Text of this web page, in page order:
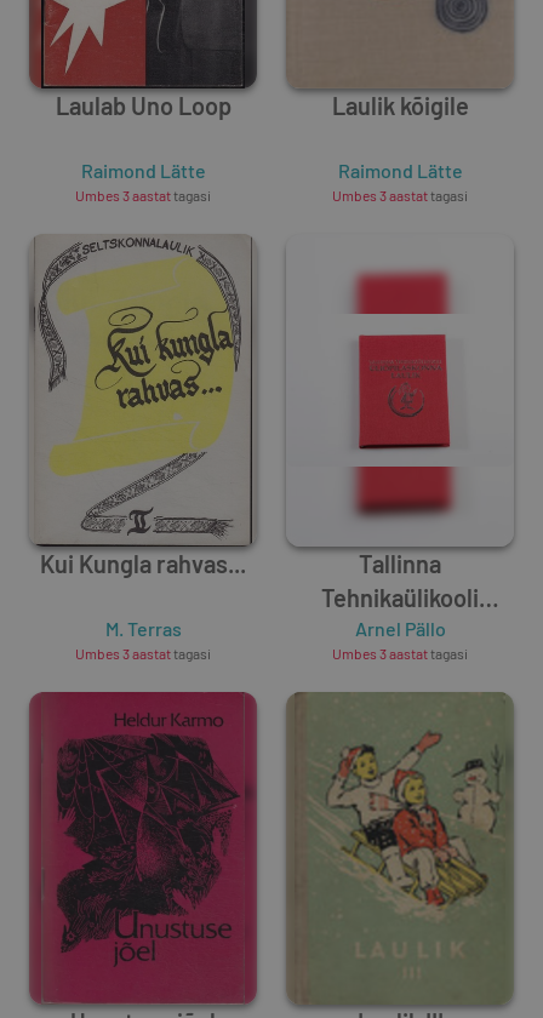
Laulab Uno Loop
Raimond Lätte
Umbes 3 aastattagasi
Laulik kõigile
Raimond Lätte
Umbes 3 aastattagasi
Kui Kungla rahvas...
M. Terras
Umbes 3 aastattagasi
Tallinna
Tehnikaülikooli
üliõpilaskonna laulik
Arnel Pällo
Umbes 3 aastattagasi